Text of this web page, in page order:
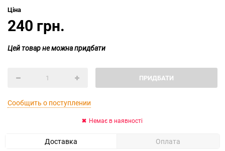
Ціна
240 грн.
Цей товар не можна придбати
ПРИДБАТИ
Сообщить о поступлении
Немає в наявності
Доставка Оплата